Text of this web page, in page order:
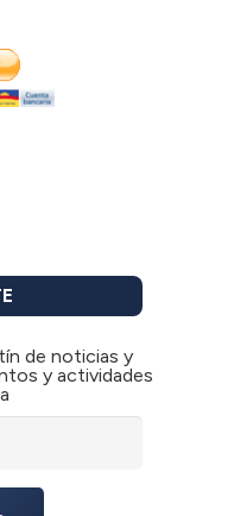
de noticias y
y actividades